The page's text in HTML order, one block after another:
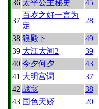
36 太平公主秘史 45
37
百岁之好一言为
定
28
38 狼殿下
49
39 大江大河2
39
40 今夕何夕
43
41 大明宫词
37
42 战寇
38
43 国色天娇
20